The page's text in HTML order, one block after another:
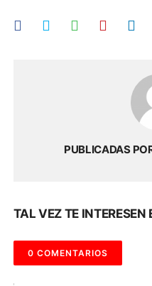
PUBLICADAS
TAL VEZ TE INTERESEN
0 COMENTARIOS